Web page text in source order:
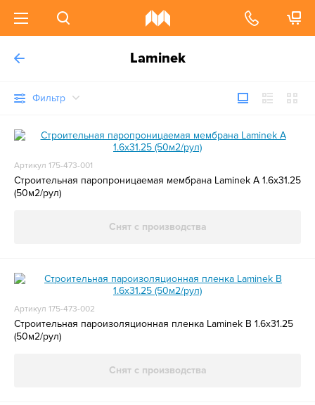
Laminek
Фильтр
Артикул 175-473-001
Строительная паропроницаемая мембрана Laminek A 1.6x31.25
(50м2/рул)
Снят с производства
Артикул 175-473-002
Строительная пароизоляционная пленка Laminek B 1.6x31.25
(50м2/рул)
Снят с производства